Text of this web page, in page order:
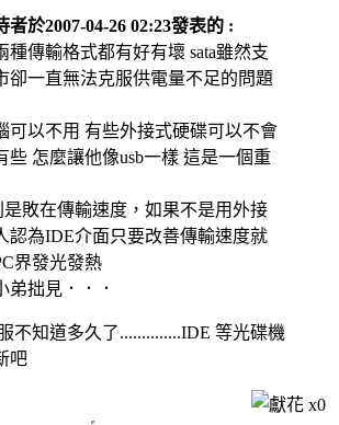
者於2007-04-26 02:23發表的 :
傳輸格式都有好有壞 sata雖然支
卻一直無法克服供電量不足的問題
可以不用 有些外接式硬碟可以不會
些 怎麼讓他像usb一樣 這是一個重
在傳輸速度，如果不是用外接
認為IDE介面只要改善傳輸速度就
界發光發熱
拙見．．．
不知道多久了..............IDE 等光碟機
吧
x0